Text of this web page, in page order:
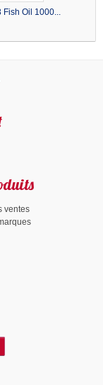
Oil 1000...
ventes